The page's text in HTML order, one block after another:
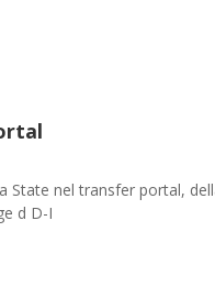
State nel transfer portal,
d D-I